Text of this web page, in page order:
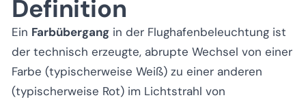
Definition
Ein Farbübergang in der Flughafenbeleuchtung ist
der technisch erzeugte, abrupte Wechsel von einer
Farbe (typischerweise Weiß) zu einer anderen
(typischerweise Rot) im Lichtstrahl von